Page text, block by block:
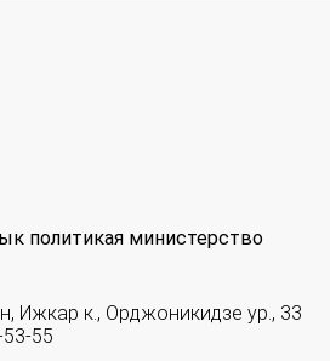
политикая министерство
Ижкар к., Орджоникидзе ур., 33
55